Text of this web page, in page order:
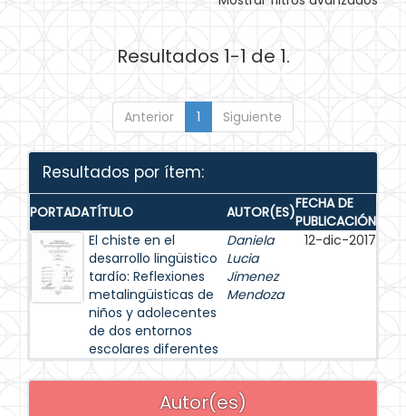
Resultados 1-1 de 1.
Anterior 1 Siguiente
Resultados por ítem:
PORTADATÍTULO AUTOR(ES)FECHA DE
PUBLICACIÓN
El chiste en el
desarrollo lingüistico
tardío: Reflexiones
metalingüisticas de
niños y adolecentes
de dos entornos
escolares diferentes
Daniela
Lucia
Jimenez
Mendoza
12-dic-2017
Autor(es)